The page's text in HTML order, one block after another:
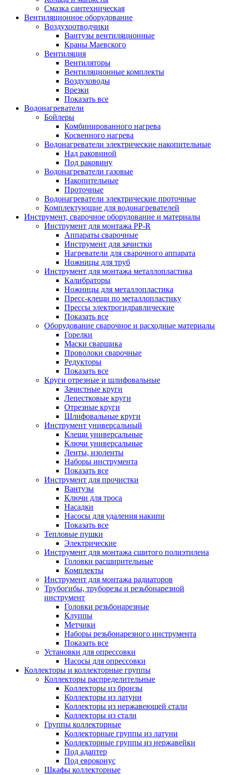
Смазка сантехническая
Вентиляционное оборудование
Воздухоотводчики
Вантузы вентиляционные
Краны Маевского
Вентиляция
Вентиляторы
Вентиляционные комплекты
Воздуховоды
Врезки
Показать все
Водонагреватели
Бойлеры
Комбинированного нагрева
Косвенного нагрева
Водонагреватели электрические накопительные
Над раковиной
Под раковину
Водонагреватели газовые
Накопительные
Проточные
Водонагреватели электрические проточные
Комплектующие для водонагревателей
Инструмент, сварочное оборудование и материалы
Инструмент для монтажа PP-R
Аппараты сварочные
Инструмент для зачистки
Нагреватели для сварочного аппарата
Ножницы для труб
Инструмент для монтажа металлопластика
Калибраторы
Ножницы для металлопластика
Пресс-клещи по металлопластику
Прессы электрогидравлические
Показать все
Оборудование сварочное и расходные материалы
Горелки
Маски сварщика
Проволоки сварочные
Редукторы
Показать все
Круги отрезные и шлифовальные
Зачистные круги
Лепестковые круги
Отрезные круги
Шлифовальные круги
Инструмент универсальный
Клещи универсальные
Ключи универсальные
Ленты, изоленты
Наборы инструмента
Показать все
Инструмент для прочистки
Вантузы
Ключи для троса
Насадки
Насосы для удаления накипи
Показать все
Тепловые пушки
Электрические
Инструмент для монтажа сшитого полиэтилена
Головки расширительные
Комплекты
Инструмент для монтажа радиаторов
Трубогибы, труборезы и резьбонарезной
инструмент
Головки резьбонарезные
Клуппы
Метчики
Наборы резьбонарезного инструмента
Показать все
Установки для опрессовки
Насосы для опрессовки
Коллекторы и коллекторные группы
Коллекторы распределительные
Коллекторы из бронзы
Коллекторы из латуни
Коллекторы из нержавеющей стали
Коллекторы из стали
Группы коллекторные
Коллекторные группы из латуни
Коллекторные группы из нержавейки
Под адаптер
Под евроконус
Шкафы коллекторные